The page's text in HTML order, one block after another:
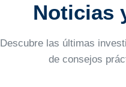
Noticias
Descubre las últimas
de consejos